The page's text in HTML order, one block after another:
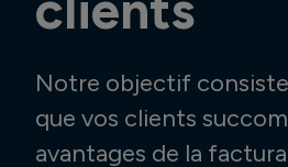
Notre objectif consiste
que vos clients
avantages de la